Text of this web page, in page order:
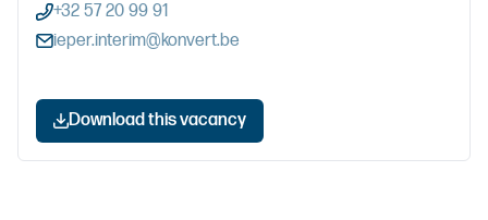
+32 57 20 99 91
ieper.interim@konvert.be
Download this vacancy